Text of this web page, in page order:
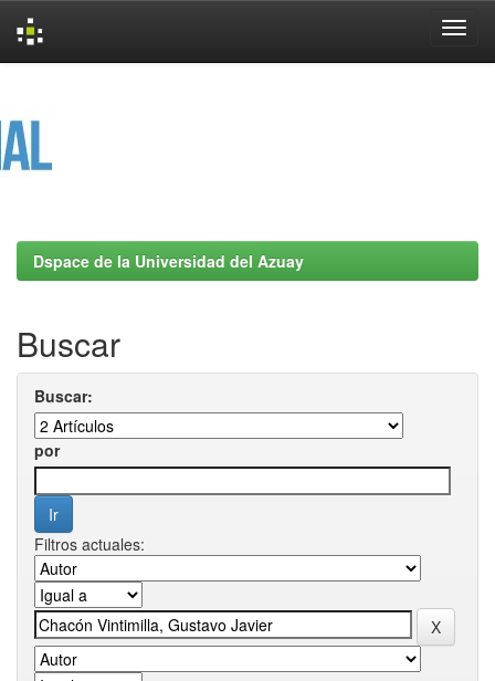
Dspace de la Universidad del Azuay
Buscar
Buscar:
por
Filtros actuales: